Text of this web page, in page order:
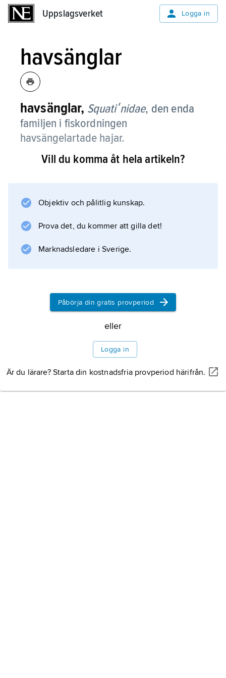
Uppslagsverket Logga in
havsänglar
havsänglar, Squatiʹnidae, den enda
familjen i fiskordningen
havsängelartade hajar.
Den omfattar tolv arter, som finns i alla hav
tillplattad och bröst- och bukfenor breda, så
simmar dock med slag av stjärtfenan.
Analfena saknas. Ovansidan
Information om artikeln
Vill du komma åt hela artikeln?
Objektiv och pålitlig kunskap.
Prova det, du kommer att gilla det!
Marknadsledare i Sverige.
Påbörja din gratis provperiod
eller
Logga in
Är du lärare? Starta din kostnadsfria provperiod härifrån.